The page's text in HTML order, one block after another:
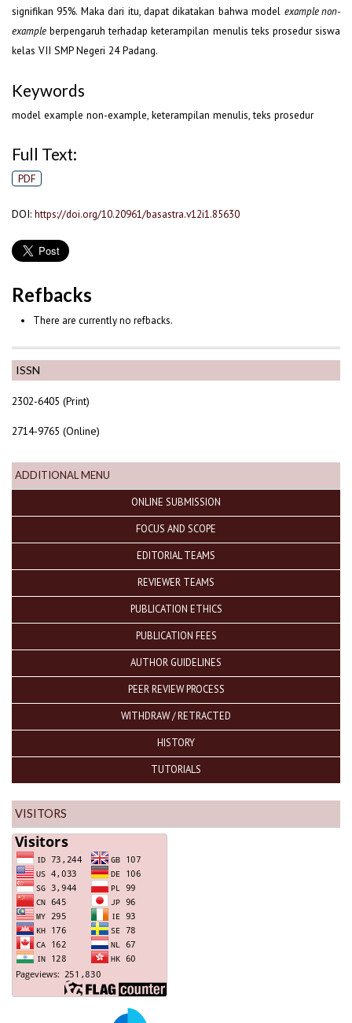
ISSN
2302-6405 (Print)
2714-9765 (Online)
ADDITIONAL MENU
ONLINE SUBMISSION
FOCUS AND SCOPE
EDITORIAL TEAMS
REVIEWER TEAMS
PUBLICATION ETHICS
PUBLICATION FEES
AUTHOR GUIDELINES
PEER REVIEW PROCESS
WITHDRAW / RETRACTED
HISTORY
TUTORIALS
VISITORS
signifikan 95%. Maka dari itu, dapat dikatakan bahwa model example non-
example berpengaruh terhadap keterampilan menulis teks prosedur siswa
kelas VII SMP Negeri 24 Padang.
Keywords
model example non-example, keterampilan menulis, teks prosedur
Full Text:
PDF
DOI: https://doi.org/10.20961/basastra.v12i1.85630
Refbacks
There are currently no refbacks.